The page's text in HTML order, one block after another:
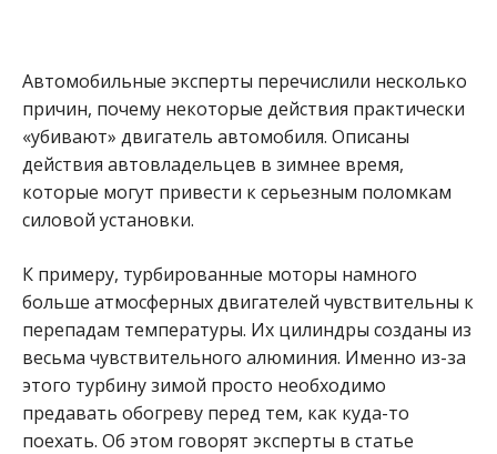
Автомобильные эксперты перечислили несколько
причин, почему некоторые действия практически
«убивают» двигатель автомобиля. Описаны
действия автовладельцев в зимнее время,
которые могут привести к серьезным поломкам
силовой установки.
К примеру, турбированные моторы намного
больше атмосферных двигателей чувствительны к
перепадам температуры. Их цилиндры созданы из
весьма чувствительного алюминия. Именно из-за
этого турбину зимой просто необходимо
предавать обогреву перед тем, как куда-то
поехать. Об этом говорят эксперты в статье